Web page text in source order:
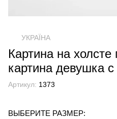
УКРАЇНА
Картина на холсте
картина девушка
Артикул: 1373
ВЫБЕРИТЕ РАЗМЕР: